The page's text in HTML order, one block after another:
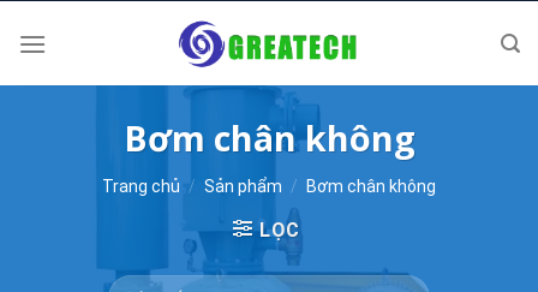
Bơm chân không
Trang chủ / Sản phẩm / Bơm chân không
LỌC